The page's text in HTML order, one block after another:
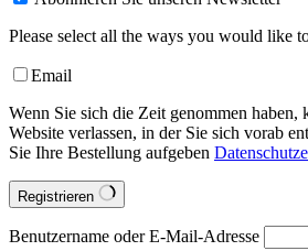
Please select all the ways you would like
Email
Wenn Sie sich die Zeit genommen haben,
Website verlassen, in der Sie sich vorab
Sie Ihre Bestellung aufgeben
Registrieren
Benutzername oder E-Mail-Adresse